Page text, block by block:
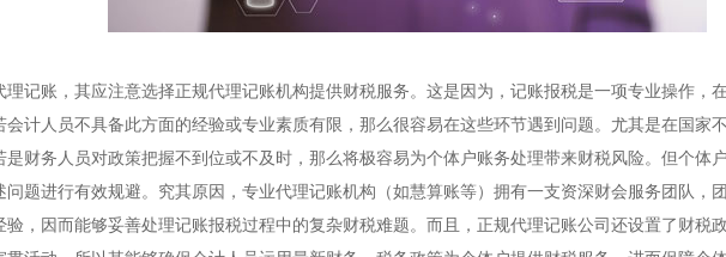
账，其应注意选择正规代理记账机构提供财税服务。这是因为，记账报税是一项专业操作，
会计人员不具备此方面的经验或专业素质有限，那么很容易在这些环节遇到问题。尤其是在国家
是财务人员对政策把握不到位或不及时，那么将极容易为个体户账务处理带来财税风险。但个体
问题进行有效规避。究其原因，专业代理记账机构（如慧算账等）拥有一支资深财会服务团队，
验，因而能够妥善处理记账报税过程中的复杂财税难题。而且，正规代理记账公司还设置了财税